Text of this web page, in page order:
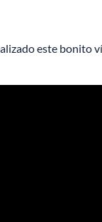
este bonito